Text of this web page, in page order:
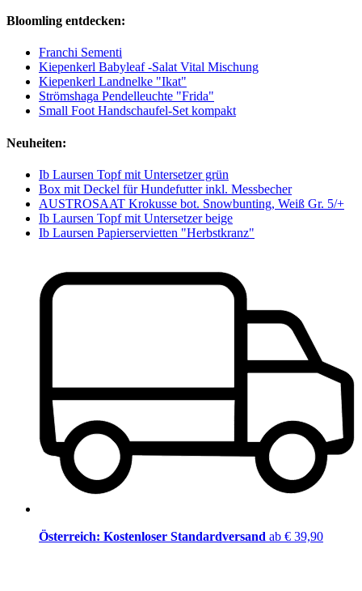
Bloomling entdecken:
Franchi Sementi
Kiepenkerl Babyleaf -Salat Vital Mischung
Kiepenkerl Landnelke "Ikat"
Strömshaga Pendelleuchte "Frida"
Small Foot Handschaufel-Set kompakt
Neuheiten:
Ib Laursen Topf mit Untersetzer grün
Box mit Deckel für Hundefutter inkl. Messbecher
AUSTROSAAT Krokusse bot. Snowbunting, Weiß Gr. 5/+
Ib Laursen Topf mit Untersetzer beige
Ib Laursen Papierservietten "Herbstkranz"
Österreich: Kostenloser Standardversand ab € 39,90